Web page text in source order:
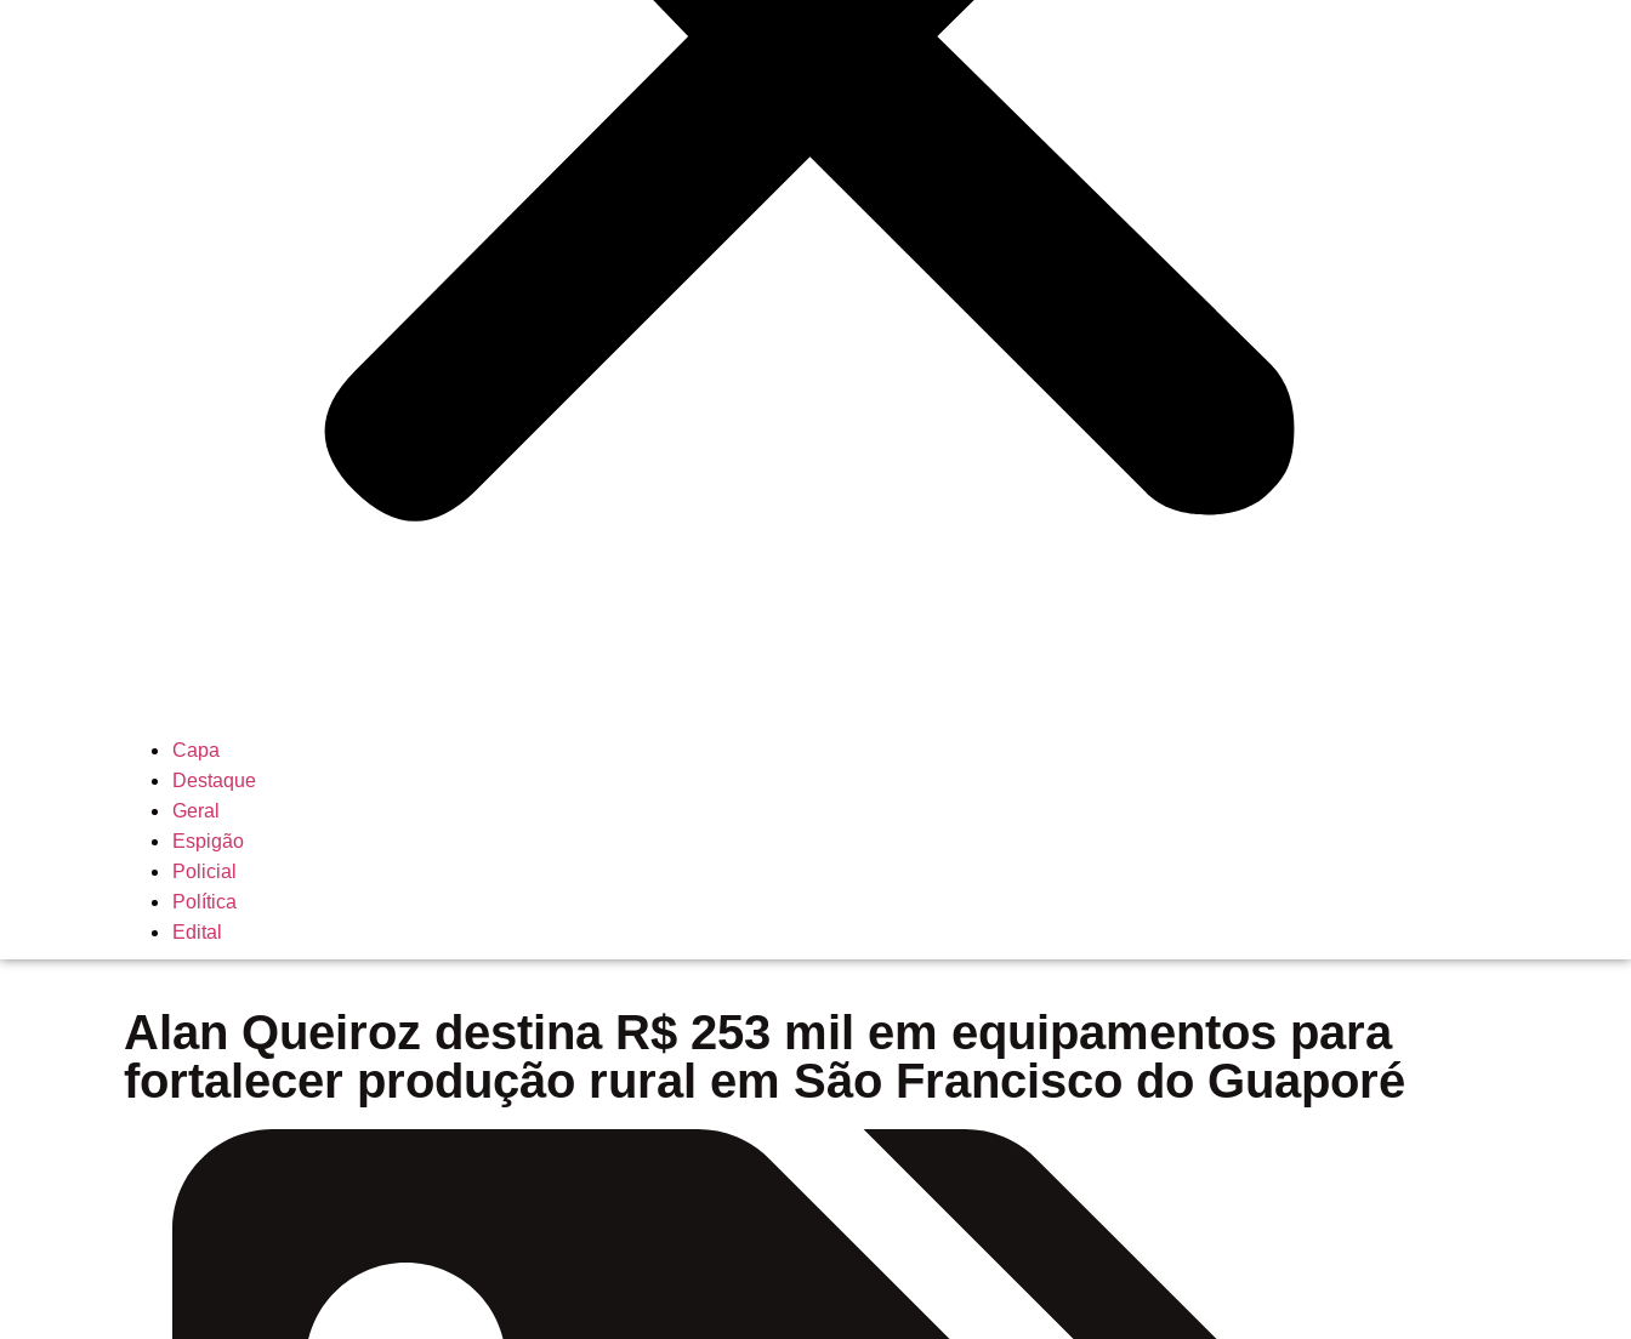
Capa
Destaque
Geral
Espigão
Policial
Política
Edital
Alan Queiroz destina R$ 253 mil em equipamentos para
fortalecer produção rural em São Francisco do Guaporé